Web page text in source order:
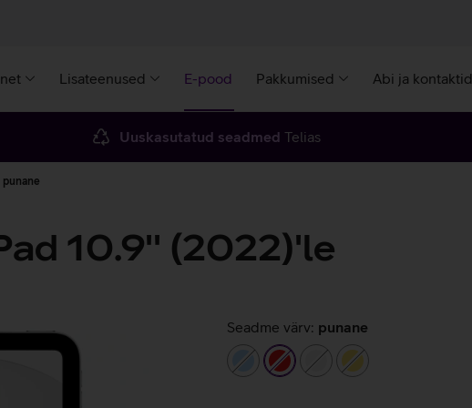
Lisateenused E-pood Pakkumised Abi ja kontaktid
Uuskasutatud seadmed Telias
10.9'' (2022)'le
Seadme värv: punane
helesininepunanevalgekollane